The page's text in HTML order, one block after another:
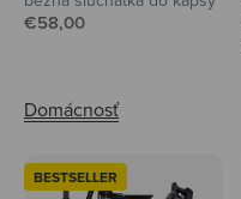
Predajná cena
€58,00
BESTSELLER